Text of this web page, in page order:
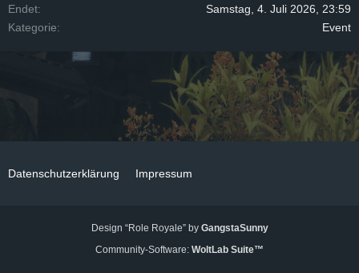
Endet
Samstag, 4. Juli 2026, 23:59
Kategorie
Event
Datenschutzerklärung Impressum
Design “Role Royale” by GangstaSunny
Community-Software: WoltLab Suite™